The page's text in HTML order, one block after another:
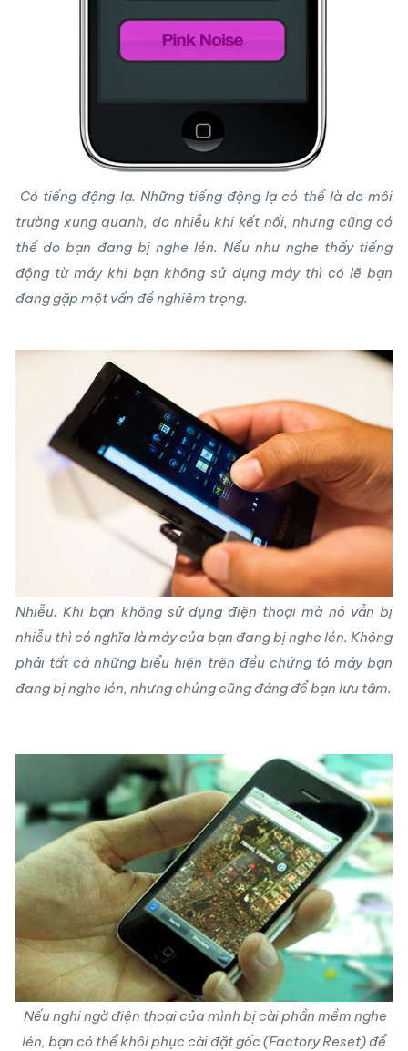
Có tiếng động lạ. Những tiếng động lạ có thể là do môi
trường xung quanh, do nhiễu khi kết nối, nhưng cũng có
thể do bạn đang bị nghe lén. Nếu như nghe thấy tiếng
động từ máy khi bạn không sử dụng máy thì có lẽ bạn
đang gặp một vấn đề nghiêm trọng.
Nhiễu. Khi bạn không sử dụng điện thoại mà nó vẫn bị
nhiễu thì có nghĩa là máy của bạn đang bị nghe lén. Không
phải tất cả những biểu hiện trên đều chứng tỏ máy bạn
đang bị nghe lén, nhưng chúng cũng đáng để bạn lưu tâm.
Nếu nghi ngờ điện thoại của mình bị cài phần mềm nghe
lén, bạn có thể khôi phục cài đặt gốc (Factory Reset) để